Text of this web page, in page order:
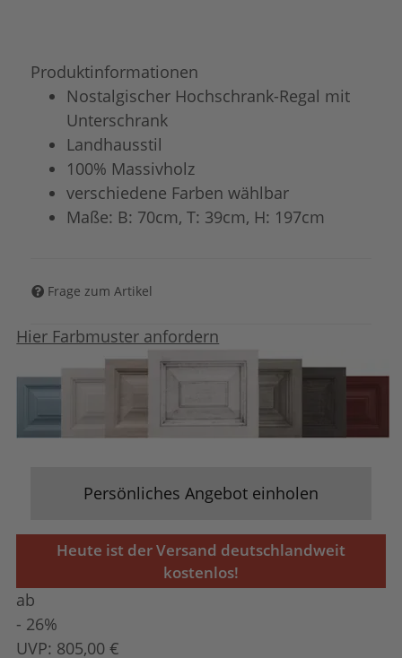
Produktinformationen
Nostalgischer Hochschrank-Regal mit
Unterschrank
Landhausstil
100% Massivholz
verschiedene Farben wählbar
Maße: B: 70cm, T: 39cm, H: 197cm
Frage zum Artikel
Hier Farbmuster anfordern
Persönliches Angebot einholen
Heute ist der Versand deutschlandweit
kostenlos!
ab
- 26%
UVP: 805,00 €